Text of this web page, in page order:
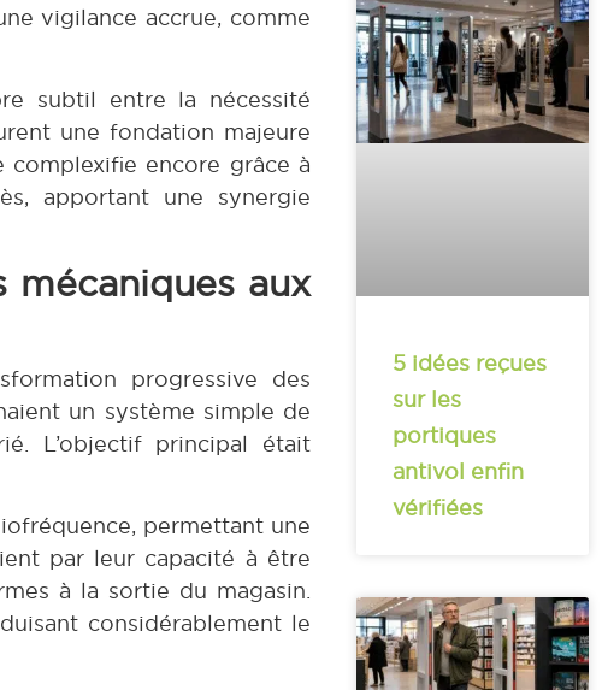
vigilance accrue, comme
subtil entre la nécessité
une fondation majeure
encore grâce à
apportant une synergie
aux
progressive des
un système simple de
L’objectif principal était
permettant une
par leur capacité à être
à la sortie du magasin.
considérablement le
5 idées reçues
sur les
portiques
antivol enfin
vérifiées